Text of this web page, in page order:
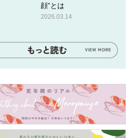
顔”とは
2026.03.14